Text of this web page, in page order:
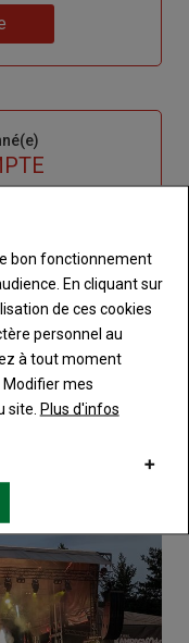
créez votre
Terre de
bon fonctionnement
En cliquant sur
de ces cookies
personnel au
à tout moment
Modifier mes
site. Plus d'infos